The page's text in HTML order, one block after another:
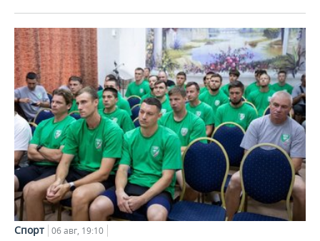
Спорт 06 авг, 19:10